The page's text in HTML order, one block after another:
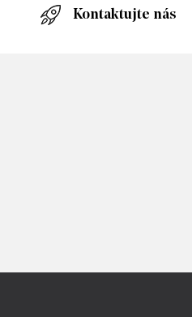
Kontaktujte nás